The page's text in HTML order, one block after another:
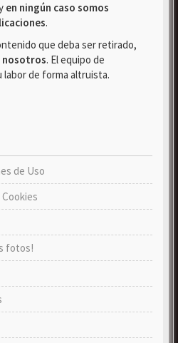
en ningún caso somos
.
que deba ser retirado,
nosotros. El equipo de
labor de forma altruista.
de Uso
fotos!